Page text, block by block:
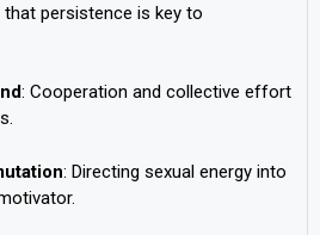
that persistence is key to
: Cooperation and collective effort
: Directing sexual energy into